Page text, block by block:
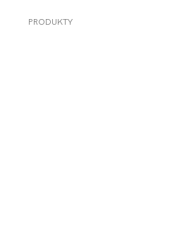
PRODUKTY